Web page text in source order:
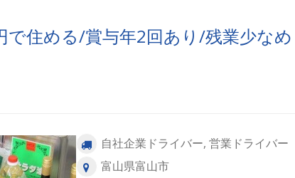
で住める/賞与年2回あり/残業少なめ
自社企業ドライバー, 営業ドライバー
富山県富山市